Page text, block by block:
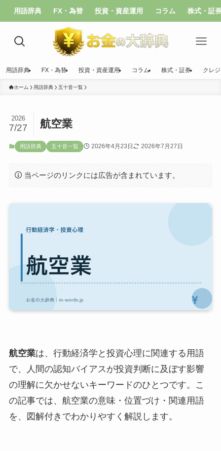
用語辞典 FX・為替 投資・資産運用 コラム 株式・証
用語辞典 FX・為替 投資・資産運用 コラム 株式・証券 クレ
ホーム 用語辞典 五十音一覧
航空業
2026
7/27
用語辞典 五十音一覧 2026年4月23日 2026年7月27日
当ページのリンクには広告が含まれています。
航空業は、行動経済学と投資心理に関連する用語
で、人間の認知バイアスが投資判断に及ぼす影響
の理解に欠かせないキーワードのひとつです。こ
の記事では、航空業の意味・位置づけ・関連用語
を、図解付きでわかりやすく解説します。